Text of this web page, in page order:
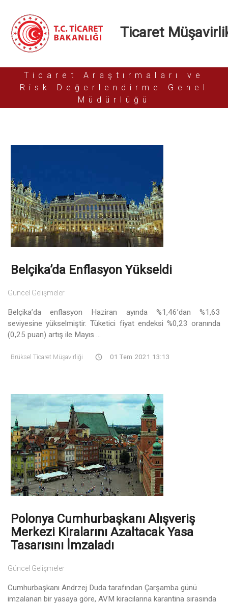
Ticaret
Ticaret Araştırmaları ve
Risk Değerlendirme Genel
Müdürlüğü
Belçika’da Enflasyon Yükseldi
Güncel Gelişmeler
Belçika’da enflasyon Haziran ayında %1,46’dan %1,63
seviyesine yükselmiştir. Tüketici fiyat endeksi %0,23 oranında
(0,25 puan) artış ile Mayıs ...
Brüksel Ticaret Müşavirliği 01 Tem 2021 13:13
Polonya Cumhurbaşkanı Alışveriş
Merkezi Kiralarını Azaltacak Yasa
Tasarısını İmzaladı
Güncel Gelişmeler
Cumhurbaşkanı Andrzej Duda tarafından Çarşamba günü
imzalanan bir yasaya göre, AVM kiracılarına karantina sırasında